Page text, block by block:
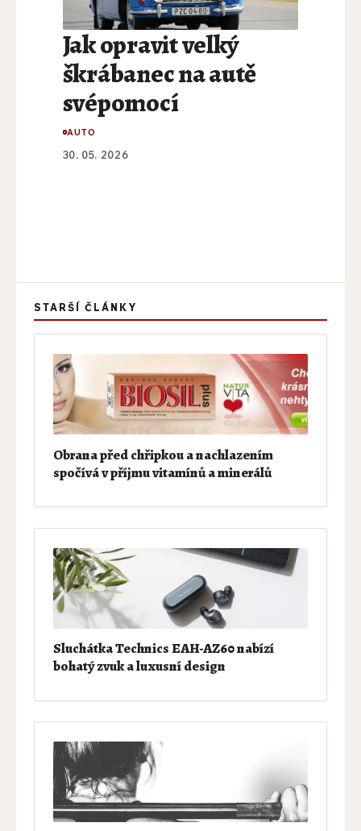
Jak opravit velký
škrábanec na autě
svépomocí
AUTO
30. 05. 2026
STARŠÍ ČLÁNKY
Obrana před chřipkou a nachlazením
spočívá v příjmu vitamínů a minerálů
Sluchátka Technics EAH-AZ60 nabízí
bohatý zvuk a luxusní design